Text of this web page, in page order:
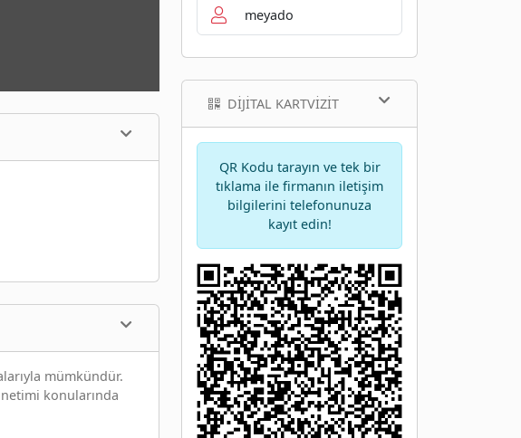
mümkündür.
konularında
meyado
DIJITAL KARTVIZIT
QR Kodu tarayın ve tek bir
tıklama ile firmanın iletişim
bilgilerini telefonunuza
kayıt edin!